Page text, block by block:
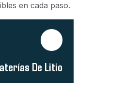
en cada paso.
De Litio